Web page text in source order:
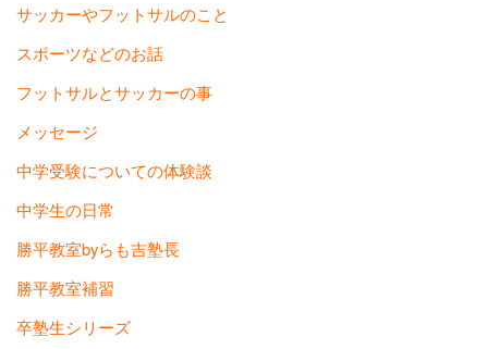
サッカーやフットサルのこと
スポーツなどのお話
フットサルとサッカーの事
メッセージ
中学受験についての体験談
中学生の日常
勝平教室byらも吉塾長
勝平教室補習
卒塾生シリーズ